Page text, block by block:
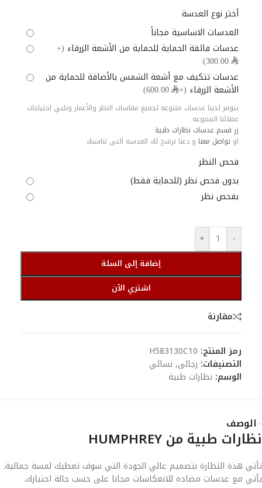
أختر نوع العدسة
العدسات الاساسية مجاناً
عدسات فائقة الحماية للحماية من الأشعة الزرقاء (+
⃁ 300.00)
عدسات تتكيف مع أشعة الشمس بالأضافة للحماية من
الأشعة الزرقاء (+⃁ 600.00)
يتوفر لدينا عدسات متنوعه لجميع مقاسات النظر والأعمار وتلبي احتياجات
عملائنا المتنوعه
زر قسم عدسات نظارات طبية
او تواصل معنا و دعنا نرشح لك العدسه التى تناسبك
فحص النظر
بدون فحص نظر (للحماية فقط)
بفحص نظر
-
+
إضافة إلى السلة
اشتري الآن
مقارنة
رمز المنتج: H583130C10
التصنيفات: رجالى, نسائي
الوسم: نظارات طبية
الوصف
نظارات طبية من HUMPHREY
تأتي هذة النظارة بتصميم عالي الجودة التي سوف تعطيك لمسة جمالية.
يأتي مع عدسات مضاده للانعكاسات مجانا على حسب حالة اختيارك.